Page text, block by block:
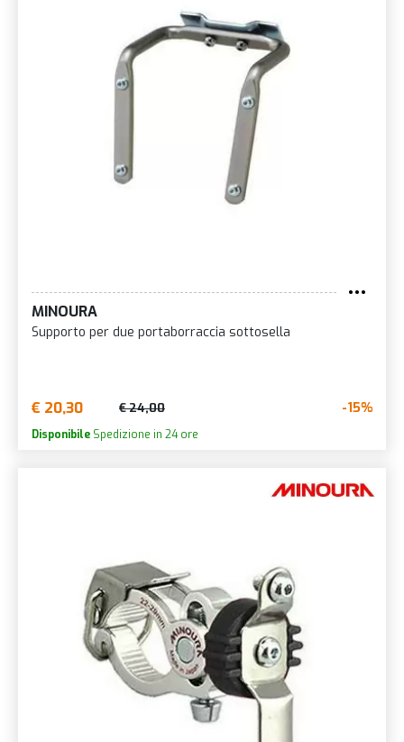
MINOURA
Supporto per due portaborraccia sottosella
€ 20,30 € 24,00 -15%
Disponibile Spedizione in 24 ore